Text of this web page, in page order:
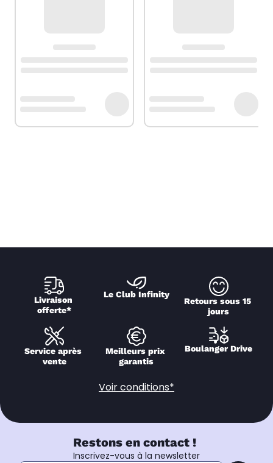
Livraison
offerte*
Le Club Infinity
Retours sous 15
jours
Service après
vente
Meilleurs prix
garantis
Boulanger Drive
Voir conditions*
Restons en contact !
Inscrivez-vous à la newsletter